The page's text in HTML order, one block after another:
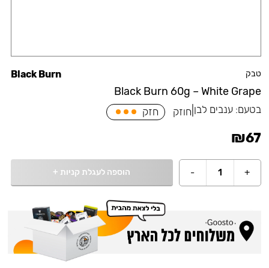
טבק
Black Burn 60g – White Grape
Black Burn
בטעם:ענבים לבן חוזק חזק
₪67
+
1
- הוספה לעגלת קניות +